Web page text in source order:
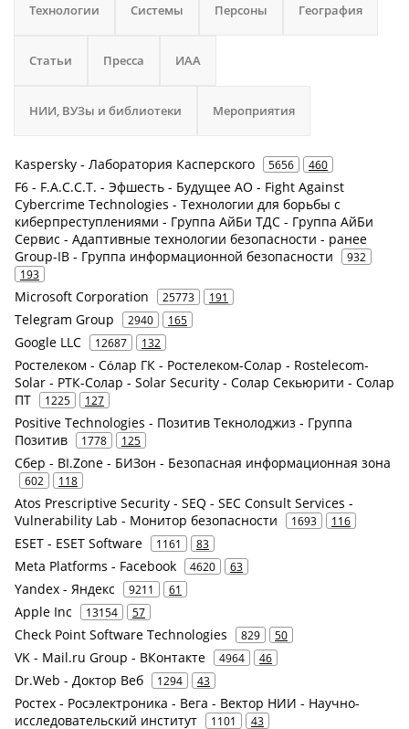
Технологии Системы Персоны География
Статьи Пресса ИАА
НИИ, ВУЗы и библиотеки Мероприятия
Kaspersky - Лаборатория Касперского 5656 460
F6 - F.A.С.С.T. - Эфшесть - Будущее АО - Fight Against
Cybercrime Technologies - Технологии для борьбы с
киберпреступлениями - Группа АйБи ТДС - Группа АйБи
Сервис - Адаптивные технологии безопасности - ранее
Group-IB - Группа информационной безопасности
932
193
Microsoft Corporation 25773 191
Telegram Group 2940 165
Google LLC 12687 132
Ростелеком - Сόлар ГК - Ростелеком-Солар - Rostelecom-
Solar - РТК-Солар - Solar Security - Солар Секьюрити - Солар
ПТ
1225 127
Positive Technologies - Позитив Текнолоджиз - Группа
Позитив
1778 125
Сбер - BI.Zone - БИЗон - Безопасная информационная зона
602 118
Atos Prescriptive Security - SEQ - SEC Consult Services -
Vulnerability Lab - Монитор безопасности
1693 116
ESET - ESET Software 1161 83
Meta Platforms - Facebook 4620 63
Yandex - Яндекс 9211 61
Apple Inc 13154 57
Check Point Software Technologies 829 50
VK - Mail.ru Group - ВКонтакте 4964 46
Dr.Web - Доктор Веб 1294 43
Ростех - Росэлектроника - Вега - Вектор НИИ - Научно-
исследовательский институт
1101 43